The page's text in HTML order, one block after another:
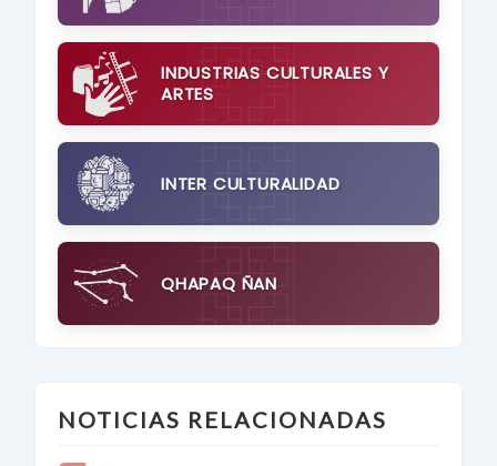
INDUSTRIAS CULTURALES Y
ARTES
INTER CULTURALIDAD
QHAPAQ ÑAN
NOTICIAS RELACIONADAS